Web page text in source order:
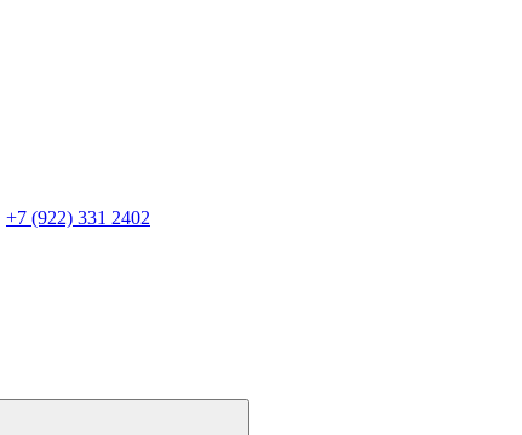
+7 (922) 331 2402